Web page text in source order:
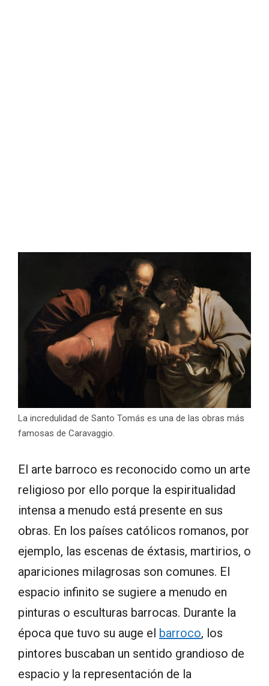
La incredulidad de Santo Tomás es una de las obras más
famosas de Caravaggio.
El arte barroco es reconocido como un arte
religioso por ello porque la espiritualidad
intensa a menudo está presente en sus
obras. En los países católicos romanos, por
ejemplo, las escenas de éxtasis, martirios, o
apariciones milagrosas son comunes. El
espacio infinito se sugiere a menudo en
pinturas o esculturas barrocas. Durante la
época que tuvo su auge el barroco, los
pintores buscaban un sentido grandioso de
espacio y la representación de la